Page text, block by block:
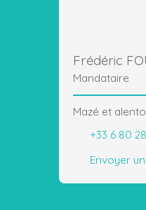
Frédéric
Mandataire
Mazé et
+33 6 80
Envoyer